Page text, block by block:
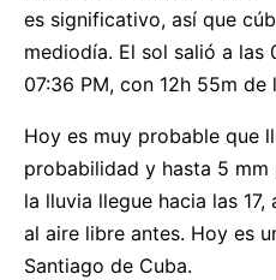
es significativo, así que
mediodía. El sol salió a las
07:36 PM, con 12h 55m de
Hoy es muy probable que
probabilidad y hasta 5 mm
la lluvia llegue hacia las
al aire libre antes. Hoy es
Santiago de Cuba.